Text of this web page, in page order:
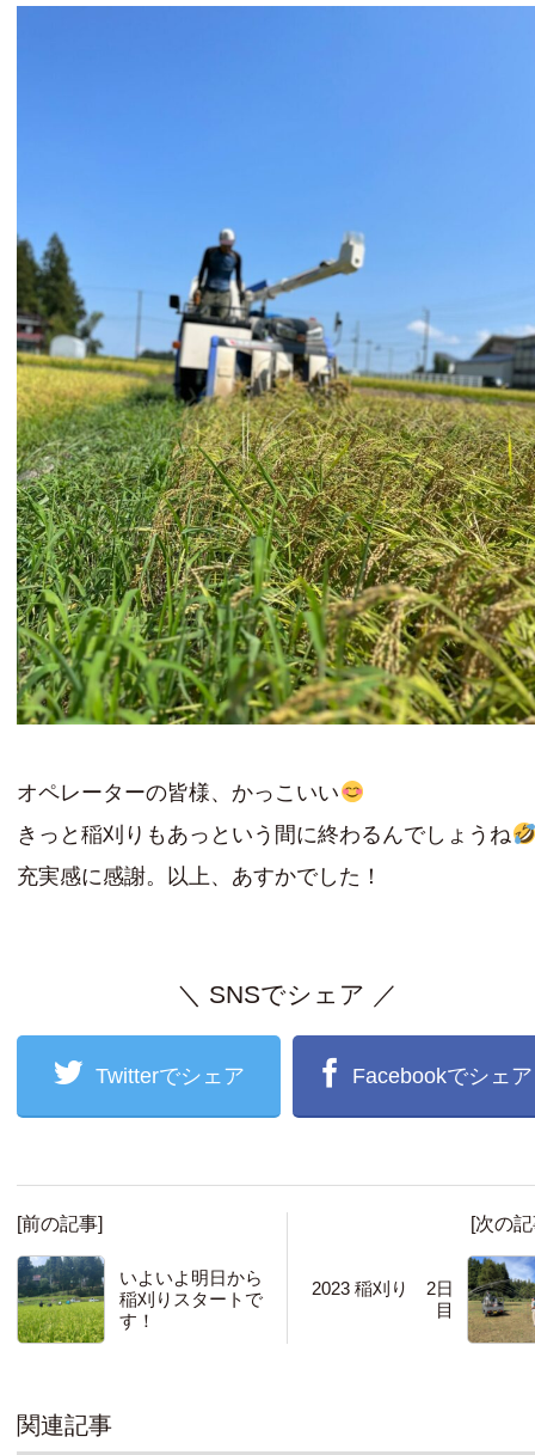
オペレーターの皆様、かっこいい
きっと稲刈りもあっという間に終わるんでしょうね
充実感に感謝。以上、あすかでした！
＼ SNSでシェア ／
Twitterでシェア Facebookでシェア
[前の記事]
いよいよ明日から
稲刈りスタートで
す！
[次の
2023 稲刈り 2日
目
関連記事